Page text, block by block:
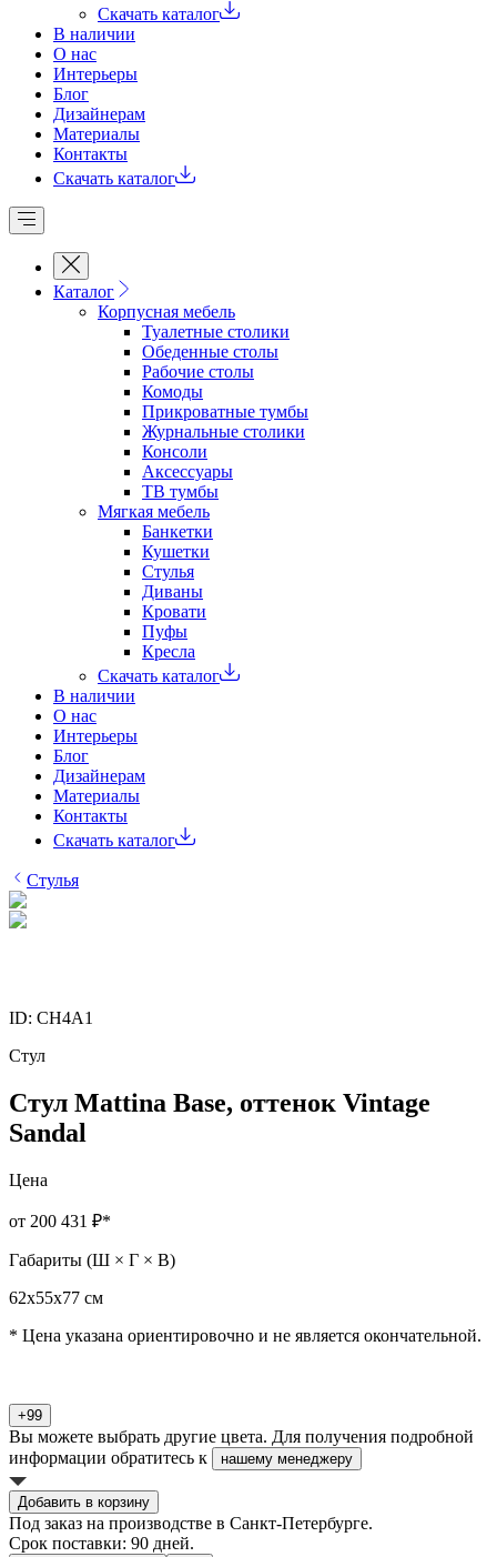
Скачать каталог
В наличии
О нас
Интерьеры
Блог
Дизайнерам
Материалы
Контакты
Скачать каталог
Каталог
Корпусная мебель
Туалетные столики
Обеденные cтолы
Рабочие столы
Комоды
Прикроватные тумбы
Журнальные столики
Консоли
Аксессуары
ТВ тумбы
Мягкая мебель
Банкетки
Кушетки
Стулья
Диваны
Кровати
Пуфы
Кресла
Скачать каталог
В наличии
О нас
Интерьеры
Блог
Дизайнерам
Материалы
Контакты
Скачать каталог
Стулья
ID: CH4A1
Стул
Стул Mattina Base, оттенок Vintage
Sandal
Цена
от 200 431 ₽*
Габариты (Ш × Г × В)
62х55х77 см
* Цена указана ориентировочно и не является окончательной.
+99
Вы можете выбрать другие цвета. Для получения подробной
информации обратитесь к
нашему менеджеру
Добавить в корзину
Под заказ на производстве в Санкт-Петербурге.
Срок поставки: 90 дней.